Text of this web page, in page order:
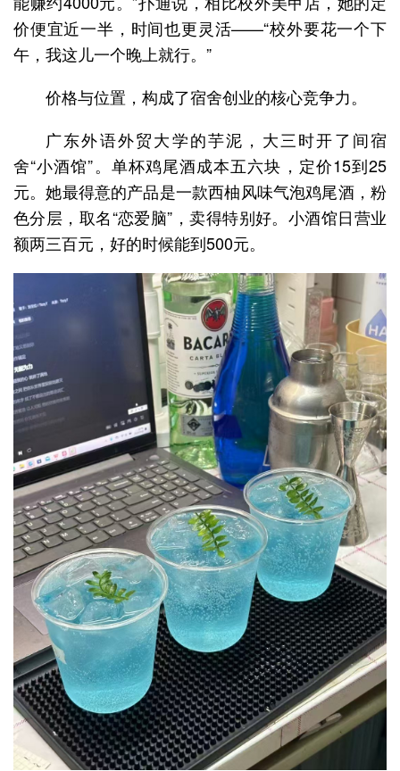
价便宜近一半，时间也更灵活——“校外要花一个下
午，我这儿一个晚上就行。”
价格与位置，构成了宿舍创业的核心竞争力。
广东外语外贸大学的芋泥，大三时开了间宿
舍“小酒馆”。单杯鸡尾酒成本五六块，定价15到25
元。她最得意的产品是一款西柚风味气泡鸡尾酒，粉
色分层，取名“恋爱脑”，卖得特别好。小酒馆日营业
额两三百元，好的时候能到500元。